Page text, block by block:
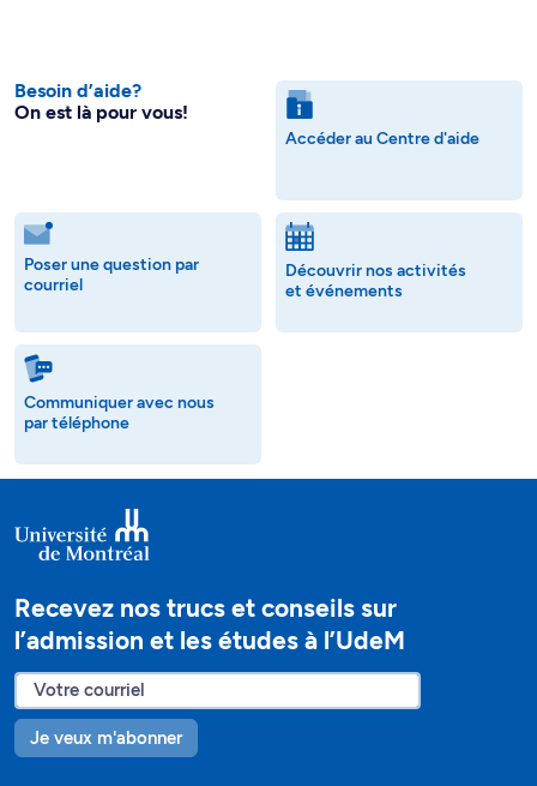
Besoin d’aide?
On est là pour vous!
Accéder au Centre d'aide
Poser une question par
courriel
Découvrir nos activités
et événements
Communiquer avec nous
par téléphone
Recevez nos trucs et conseils sur
l’admission et les études à l’UdeM
Je veux m'abonner